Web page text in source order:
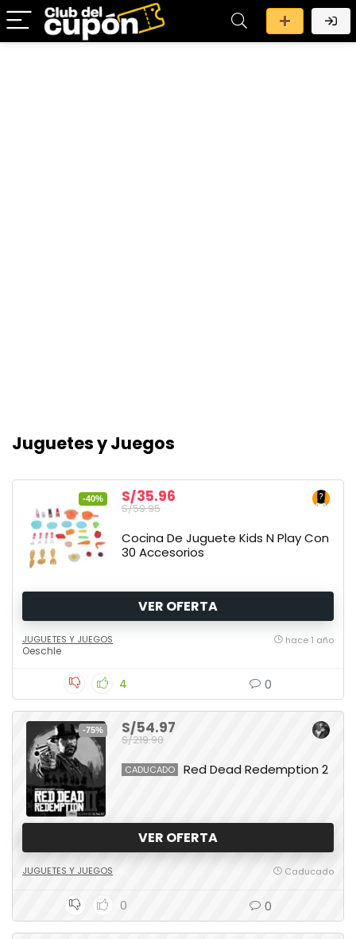
Juguetes y Juegos
-40% S/35.96
S/59.95
Cocina De Juguete Kids N Play Con
30 Accesorios
VER OFERTA
JUGUETES Y JUEGOS
Oeschle
hace 1 año
4 0
-75% S/54.97
S/219.90
CADUCADO Red Dead Redemption 2
VER OFERTA
JUGUETES Y JUEGOS Caducado
0 0